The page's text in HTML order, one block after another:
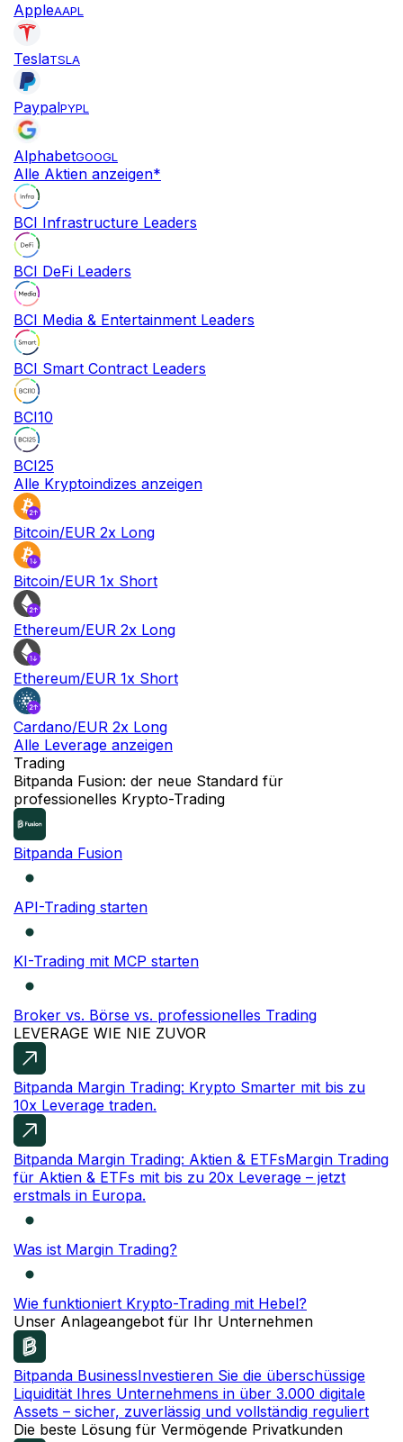
AppleAAPL
TeslaTSLA
PaypalPYPL
AlphabetGOOGL
Alle Aktien anzeigen*
BCI Infrastructure Leaders
BCI DeFi Leaders
BCI Media & Entertainment Leaders
BCI Smart Contract Leaders
BCI10
BCI25
Alle Kryptoindizes anzeigen
Bitcoin/EUR 2x Long
Bitcoin/EUR 1x Short
Ethereum/EUR 2x Long
Ethereum/EUR 1x Short
Cardano/EUR 2x Long
Alle Leverage anzeigen
Trading
Bitpanda Fusion: der neue Standard für
professionelles Krypto-Trading
Bitpanda Fusion
API-Trading starten
KI-Trading mit MCP starten
Broker vs. Börse vs. professionelles Trading
LEVERAGE WIE NIE ZUVOR
Bitpanda Margin Trading: Krypto Smarter mit bis zu
10x Leverage traden.
Bitpanda Margin Trading: Aktien & ETFsMargin Trading
für Aktien & ETFs mit bis zu 20x Leverage – jetzt
erstmals in Europa.
Was ist Margin Trading?
Wie funktioniert Krypto-Trading mit Hebel?
Unser Anlageangebot für Ihr Unternehmen
Bitpanda BusinessInvestieren Sie die überschüssige
Liquidität Ihres Unternehmens in über 3.000 digitale
Assets – sicher, zuverlässig und vollständig reguliert
Die beste Lösung für Vermögende Privatkunden